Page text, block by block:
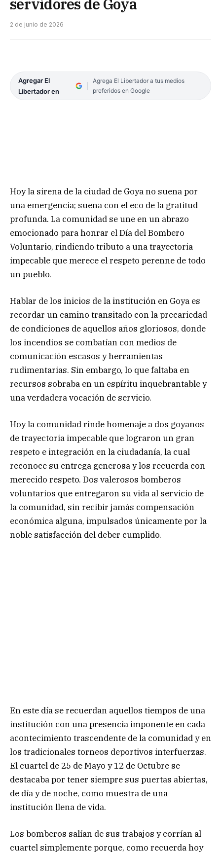
2 de junio de 2026
Agregar El
Libertador en
Agrega El Libertador a tus medios
preferidos en Google
Hoy la sirena de la ciudad de Goya no suena por
una emergencia; suena con el eco de la gratitud
profunda. La comunidad se une en un abrazo
emocionado para honrar el Día del Bombero
Voluntario, rindiendo tributo a una trayectoria
impecable que merece el respeto perenne de todo
un pueblo.
Hablar de los inicios de la institución en Goya es
recordar un camino transitado con la precariedad
de condiciones de aquellos años gloriosos, donde
los incendios se combatían con medios de
comunicación escasos y herramientas
rudimentarias. Sin embargo, lo que faltaba en
recursos sobraba en un espíritu inquebrantable y
una verdadera vocación de servicio.
Hoy la comunidad rinde homenaje a dos goyanos
de trayectoria impecable que lograron un gran
respeto e integración en la ciudadanía, la cual
reconoce su entrega generosa y los recuerda con
merecido respeto. Dos valerosos bomberos
voluntarios que entregaron su vida al servicio de
la comunidad, sin recibir jamás compensación
económica alguna, impulsados únicamente por la
noble satisfacción del deber cumplido.
En este día se recuerdan aquellos tiempos de una
institución con una presencia imponente en cada
acontecimiento trascendente de la comunidad y en
los tradicionales torneos deportivos interfuerzas.
El cuartel de 25 de Mayo y 12 de Octubre se
destacaba por tener siempre sus puertas abiertas,
de día y de noche, como muestra de una
institución llena de vida.
Los bomberos salían de sus trabajos y corrían al
cuartel simplemente porque, como recuerda hoy